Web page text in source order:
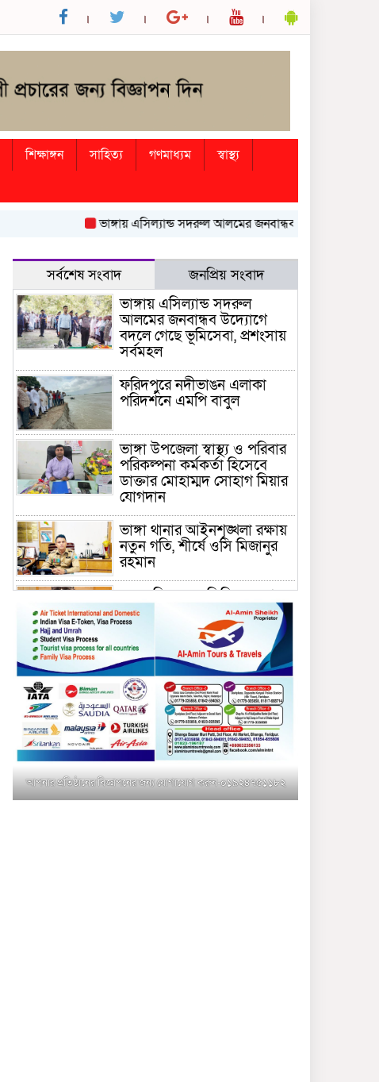
শিক্ষাঙ্গন সাহিত্য গণমাধ্যম
স্বাস্থ্য
ভাঙ্গায় এসিল্যান্ড সদরুল আলমের জনবান্ধব উদ্যোগে বদলে গেছে
সর্বশেষ সংবাদ জনপ্রিয় সংবাদ
ভাঙ্গায় এসিল্যান্ড সদরুল
আলমের জনবান্ধব উদ্যোগে
বদলে গেছে ভূমিসেবা, প্রশংসায়
সর্বমহল
ফরিদপুরে নদীভাঙন এলাকা
পরিদর্শনে এমপি বাবুল
ভাঙ্গা উপজেলা স্বাস্থ্য ও পরিবার
পরিকল্পনা কর্মকর্তা হিসেবে
ডাক্তার মোহাম্মদ সোহাগ মিয়ার
যোগদান
ভাঙ্গা থানার আইনশৃঙ্খলা রক্ষায়
নতুন গতি, শীর্ষে ওসি মিজানুর
রহমান
ময়মনসিংহের অতিরিক্ত জেলা
প্রশাসক (রাজস্ব) আজিম উদ্দিন
ভূমি মন্ত্রণালয়ে পদায়ন
সাবেক এমপির প্রেস সেক্রেটারি
রফিকের ক্ষমতার দাপট ও গণ-
অসন্তোষের তথ্য গায়েব করে
ত্রিশাল থানার সাজানো রিপোর্ট
মুক্তাগাছায় জুলাই শহীদ
সামিদের কবর জিয়ারত ও পৌর
কমিটির কার্যক্রম শুরু
শহিদুল ইসলাম বাবুলের হাত
আপনার প্রতিষ্ঠানের বিজ্ঞাপনের জন্য যোগাযোগ করুন-০১৯২৪৭৫১১৮২